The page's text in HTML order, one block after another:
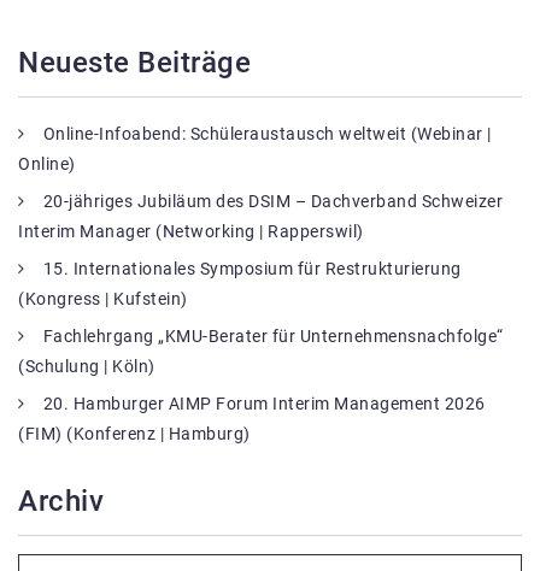
Neueste Beiträge
Online-Infoabend: Schüleraustausch weltweit (Webinar |
Online)
20-jähriges Jubiläum des DSIM – Dachverband Schweizer
Interim Manager (Networking | Rapperswil)
15. Internationales Symposium für Restrukturierung
(Kongress | Kufstein)
Fachlehrgang „KMU-Berater für Unternehmensnachfolge“
(Schulung | Köln)
20. Hamburger AIMP Forum Interim Management 2026
(FIM) (Konferenz | Hamburg)
Archiv